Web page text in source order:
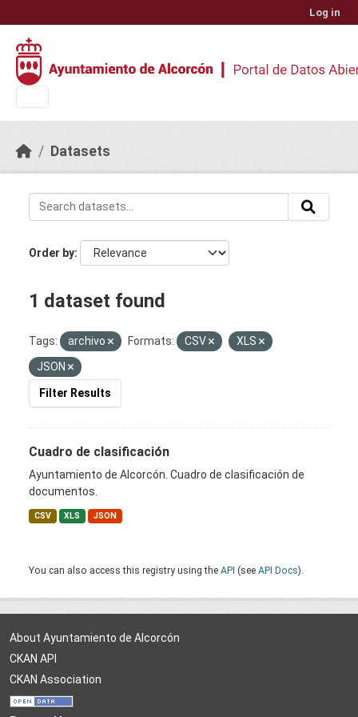
Log in
Datasets
Order by
1 dataset found
Tags: archivo Formats: CSV
XLS
JSON
Filter Results
Cuadro de clasificación
Ayuntamiento de Alcorcón. Cuadro de clasificación de
documentos.
CSV XLS JSON
You can also access this registry using the API (see API Docs).
About Ayuntamiento de Alcorcón
CKAN API
CKAN Association